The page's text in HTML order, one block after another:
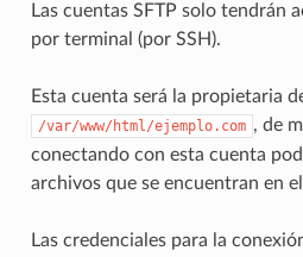
Las cuentas SFTP solo tendrán
por terminal (por SSH).
Esta cuenta será la propietaria
/var/www/html/ejemplo.com , de
conectando con esta cuenta
archivos que se encuentran en
Las credenciales para la